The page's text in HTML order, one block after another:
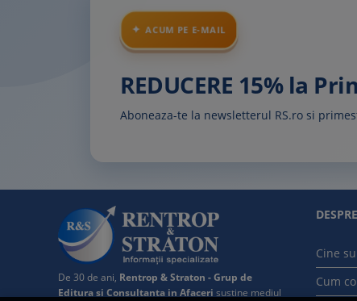
ACUM PE E-MAIL
REDUCERE 15% la
Aboneaza-te la newsletterul RS.ro si
De 30 de ani, Rentrop & Straton - Grup de
Editura si Consultanta in Afaceri sustine mediul
Cine
Cum